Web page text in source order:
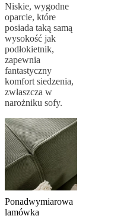
Niskie, wygodne
oparcie, które
posiada taką samą
wysokość jak
podłokietnik,
zapewnia
fantastyczny
komfort siedzenia,
zwłaszcza w
narożniku sofy.
Ponadwymiarowa
lamówka